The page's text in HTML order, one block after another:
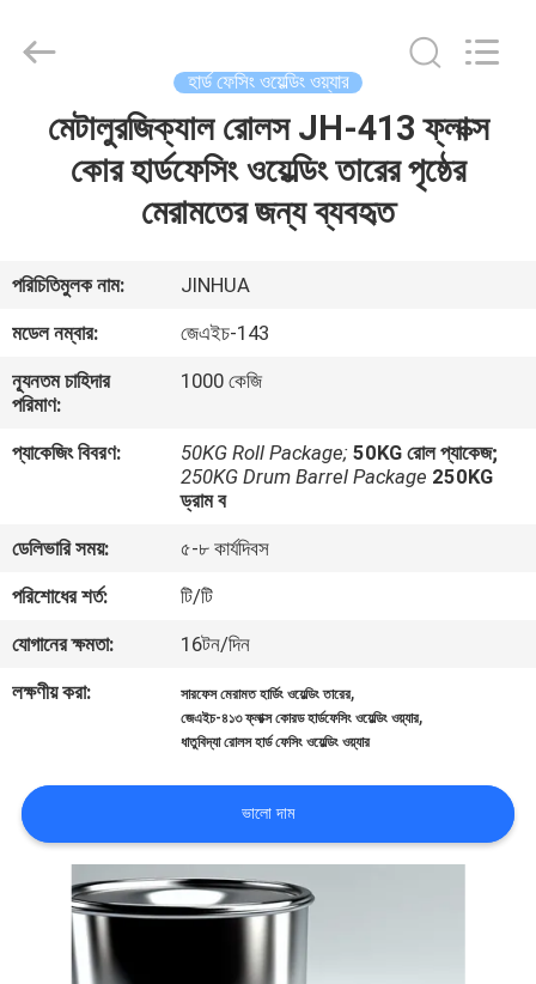
আমাদের
সম্পর্কে
কারখানা
ভ্রমণ
নিয়ন্ত্রণ
আমাদের
সাথে
খবর
উদ্ধৃতির
LTD..
Developed
হার্ড ফেসিং ওয়েল্ডিং ওয়্যার
মেটালুরজিক্যাল রোলস JH-413 ফ্লাক্স
কোর হার্ডফেসিং ওয়েল্ডিং তারের পৃষ্ঠের
মেরামতের জন্য ব্যবহৃত
পরিচিতিমুলক নাম:
JINHUA
মডেল নম্বার:
জেএইচ-143
ন্যূনতম চাহিদার
পরিমাণ:
1000 কেজি
প্যাকেজিং বিবরণ: 50KG Roll Package; 50KG রোল প্যাকেজ;
250KG Drum Barrel Package 250KG
ড্রাম ব
ডেলিভারি সময়:
৫-৮ কার্যদিবস
পরিশোধের শর্ত:
টি/টি
যোগানের ক্ষমতা:
16টন/দিন
লক্ষণীয় করা:
সারফেস মেরামত হার্ডিং ওয়েল্ডিং তারের,
জেএইচ-৪১৩ ফ্লাক্স কোরড হার্ডফেসিং ওয়েল্ডিং ওয়্যার,
ধাতুবিদ্যা রোলস হার্ড ফেসিং ওয়েল্ডিং ওয়্যার
ভালো দাম